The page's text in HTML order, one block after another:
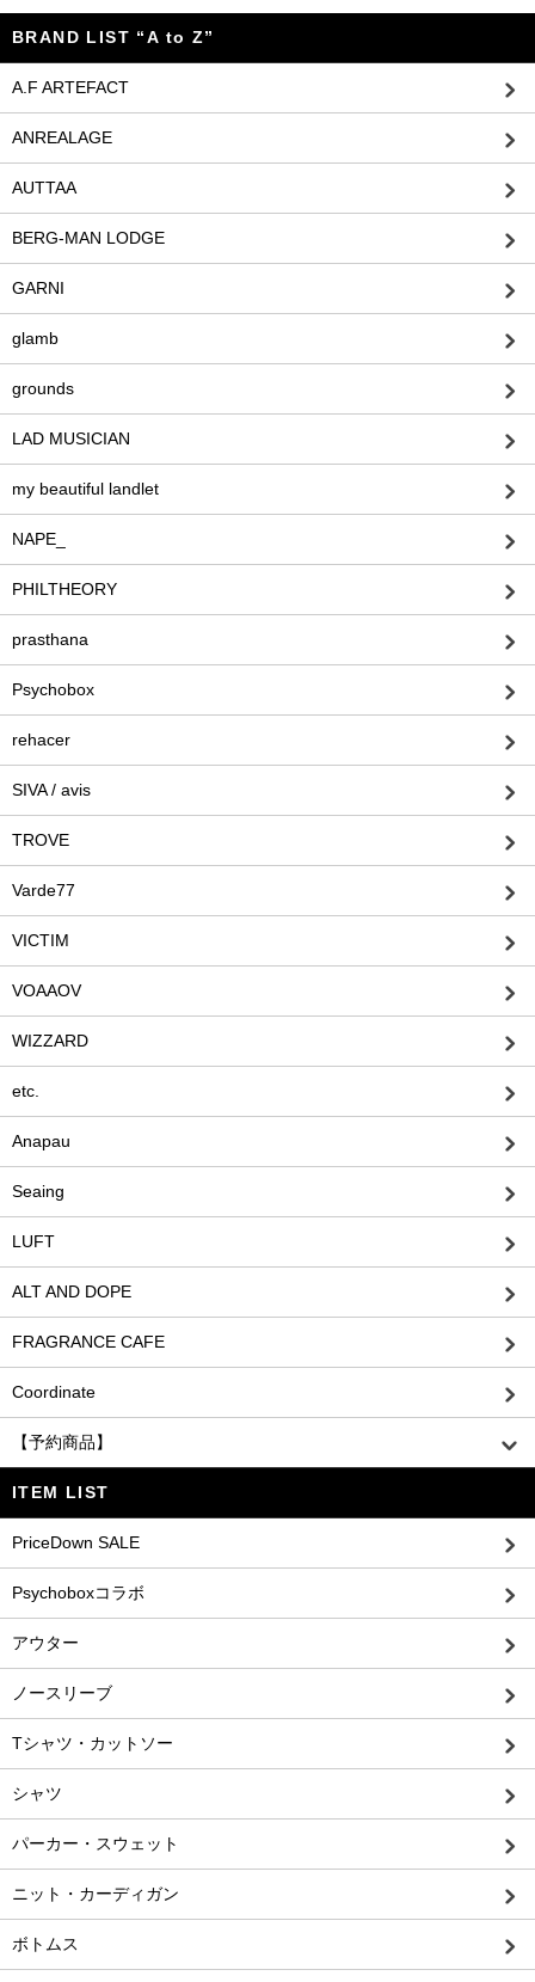
BRAND LIST “A to Z”
A.F ARTEFACT
ANREALAGE
AUTTAA
BERG-MAN LODGE
GARNI
glamb
grounds
LAD MUSICIAN
my beautiful landlet
NAPE_
PHILTHEORY
prasthana
Psychobox
rehacer
SIVA / avis
TROVE
Varde77
VICTIM
VOAAOV
WIZZARD
etc.
Anapau
Seaing
LUFT
ALT AND DOPE
FRAGRANCE CAFE
Coordinate
【予約商品】
ITEM LIST
PriceDown SALE
Psychoboxコラボ
アウター
ノースリーブ
Tシャツ・カットソー
シャツ
パーカー・スウェット
ニット・カーディガン
ボトムス